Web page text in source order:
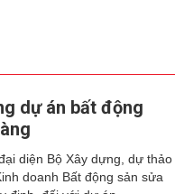
dự án bất động
diện Bộ Xây dựng, dự thảo
doanh Bất động sản sửa